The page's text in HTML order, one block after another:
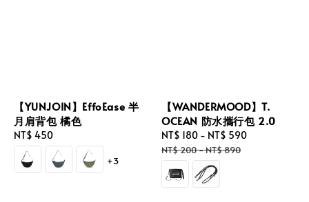
【YUNJOIN】EffoEase 半
月肩背包 橘色
Regular
price
NT$ 450
+3
【WANDERMOOD】T.
OCEAN 防水攜行包 2.0
Sale
price
NT$ 180 - NT$ 590
NT$ 200-NT$ 890